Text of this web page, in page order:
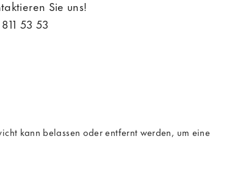
Sie uns!
53 53
kann belassen oder entfernt werden, um eine